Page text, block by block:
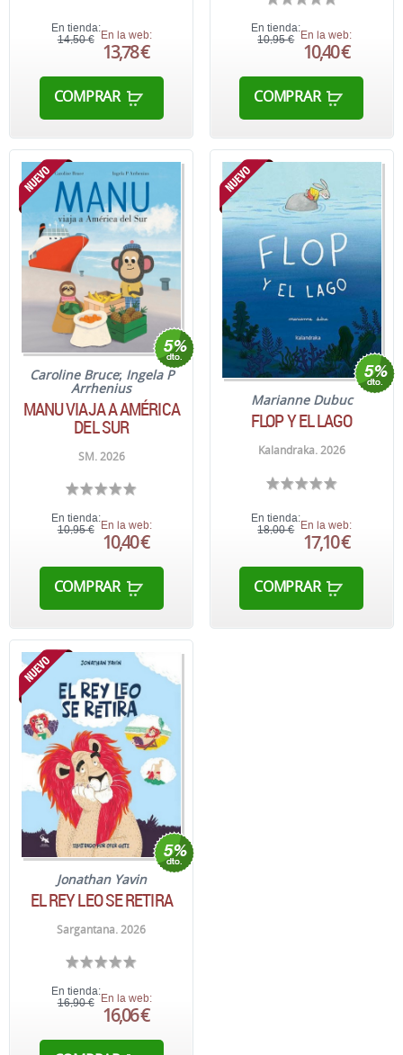
En tienda:
14,50 € En la web:
13,78 €
COMPRAR
En tienda:
10,95 €
En la web:
10,40 €
COMPRAR
Caroline Bruce; Ingela P
Arrhenius
MANU VIAJA A AMÉRICA
DEL SUR
SM. 2026
En tienda:
10,95 € En la web:
10,40 €
COMPRAR
Marianne Dubuc
FLOP Y EL LAGO
Kalandraka. 2026
En tienda:
18,00 €
En la web:
17,10 €
COMPRAR
Jonathan Yavin
EL REY LEO SE RETIRA
Sargantana. 2026
En tienda:
16,90 € En la web:
16,06 €